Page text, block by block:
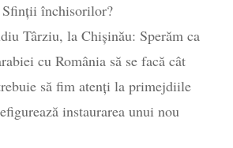
închisorilor?
Târziu, la Chișinău: Sperăm ca
cu România să se facă cât
să fim atenți la primejdiile
instaurarea unui nou